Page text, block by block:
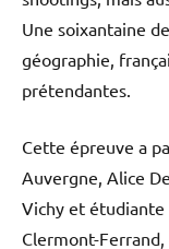
Une soixantaine
géographie,
prétendantes.
Cette épreuve a
Auvergne, Alice
Vichy et
Clermont-